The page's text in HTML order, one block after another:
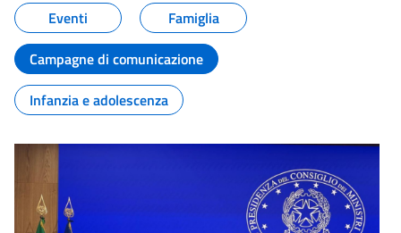
Eventi
Famiglia
Campagne di comunicazione
Infanzia e adolescenza